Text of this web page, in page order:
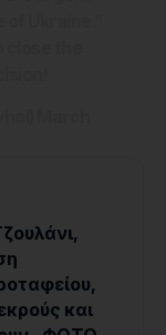
και